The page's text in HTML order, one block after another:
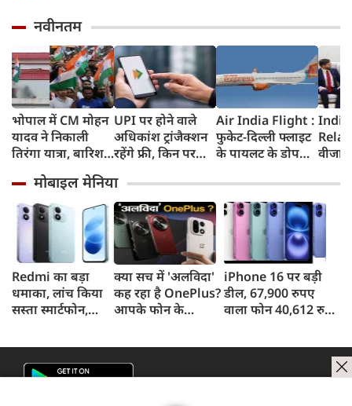
नवीनतम
भोपाल में CM मोहन
यादव ने निकाली
तिरंगा यात्रा, बारिश
ने दिखाया देशभक्ति
का जज्बा
UPI पर होने वाले
अधिकांश ट्रांजैक्शन
रहेंगे फ्री, किन पर
ने दिया बड़ा अपडेट
Air India Flight :
फुकेट-दिल्ली फ्लाइट
के पायलट के डोप
कहा- रिपोर्ट नहीं
मिली, टिप्पणी की
स्थिति में नहीं
वीजा
जेडी
की
मोबाइल मेनिया
Redmi का बड़ा
धमाका, लांच किया
सस्ता स्मार्टफोन,
क्या सच में 'अलविदा'
कह रहा है OnePlus?
आपके फोन के
iPhone 16 पर बड़ी
डील, 67,900 रुपए
वाला फोन 40,612 रुपए